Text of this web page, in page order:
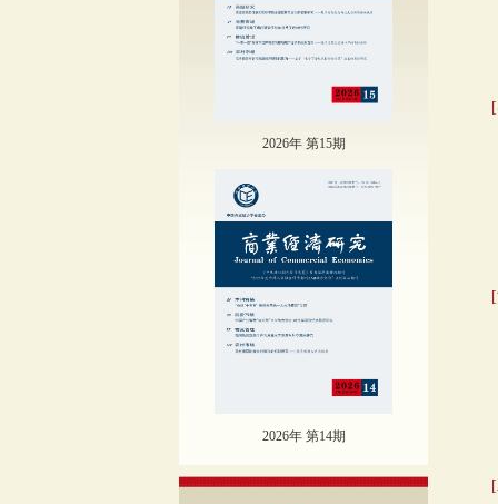
2026年 第15期
2026年 第14期